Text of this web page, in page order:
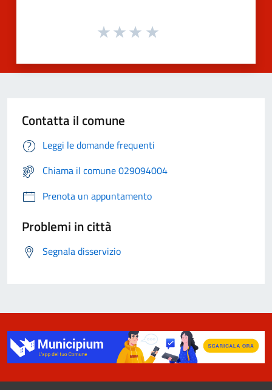
Contatta il comune
Leggi le domande frequenti
Chiama il comune 029094004
Prenota un appuntamento
Problemi in città
Segnala disservizio